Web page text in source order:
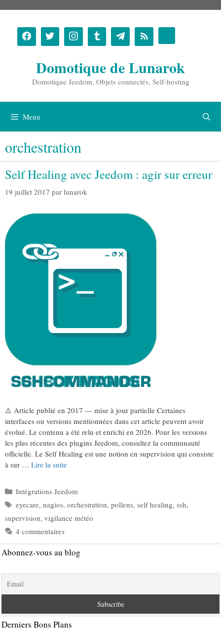
contenu
Domotique de Lunarok
Domotique Jeedom, Objets connectés, Self-hosting
Menu
orchestration
Self Healing avec Jeedom : agir sur erreur
19 juillet 2017 par lunarok
⚠️ Article publié en 2017 — mise à jour partielle Certaines
interfaces ou versions mentionnées dans cet article peuvent avoir
évolué. Le contenu a été relu et enrichi en 2026. Pour les versions
les plus récentes des plugins Jeedom, consultez la communauté
officielle. Le Self Healing est une notion en supervision qui consiste
à sur … Lire la suite
Catégories
Intégrations Jeedom
Étiquettes
eyecare, nagios, orchestration, pollens, self healing, ssh,
supervision, vigilance météo
4 commentaires
Abonnez-vous au blog
Derniers Bons Plans